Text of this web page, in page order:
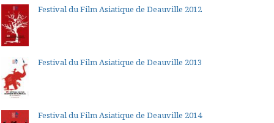
Festival du Film Asiatique de Deauville 2012
Festival du Film Asiatique de Deauville 2013
Festival du Film Asiatique de Deauville 2014